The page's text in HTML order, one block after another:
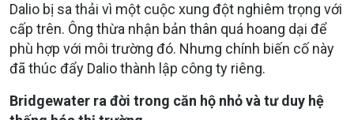
Dalio bị sa thải vì một cuộc xung đột nghiêm trọng với
cấp trên. Ông thừa nhận bản thân quá hoang dại để
phù hợp với môi trường đó. Nhưng chính biến cố này
đã thúc đẩy Dalio thành lập công ty riêng.
Bridgewater ra đời trong căn hộ nhỏ và tư duy hệ